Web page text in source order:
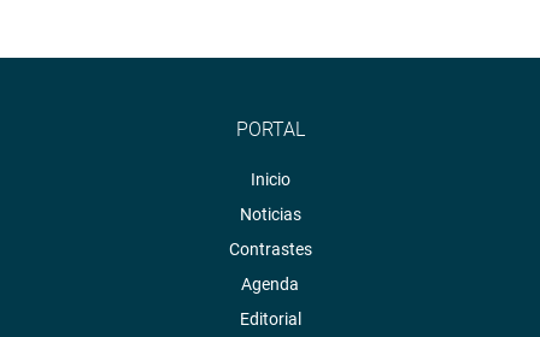
PORTAL
Inicio
Noticias
Contrastes
Agenda
Editorial